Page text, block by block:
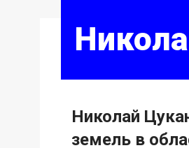
Николай
земель в